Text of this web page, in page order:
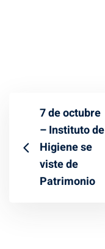
7 de octubre
– Instituto de
Higiene se
viste de
Patrimonio